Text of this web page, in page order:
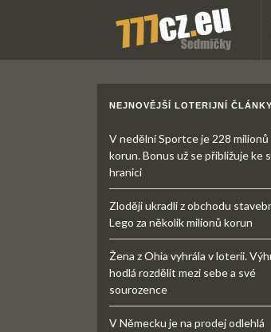
NEJNOVĚJŠÍ LOTERIJNÍ ČLÁNKY
V nedělní Sportce je 228 milionů
korun. Bonus už se přibližuje ke
hranici
Zloději ukradli z obchodu
Lego za několik milionů korun
Žena z Ohia vyhrála v loterii.
hodlá rozdělit mezi sebe a své
sourozence
V Německu je na prodej odlehlá